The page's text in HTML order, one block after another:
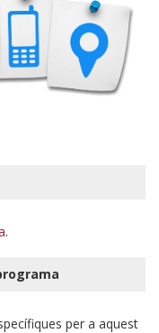
.
per a aquest